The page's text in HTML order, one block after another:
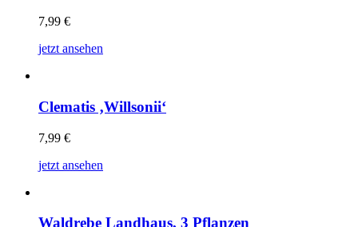
7,99 €
jetzt ansehen
Clematis ‚Willsonii‘
7,99 €
jetzt ansehen
Waldrebe Landhaus, 3 Pflanzen